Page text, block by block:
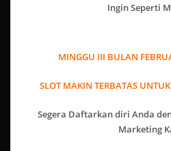
Ingin Seperti
MINGGU III BULAN
SLOT MAKIN TERBATAS
Segera Daftarkan diri Anda
Marketing